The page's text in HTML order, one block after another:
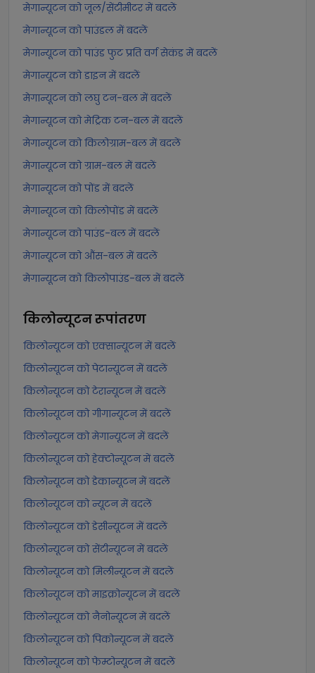
मेगान्यूटन को जूल/सेंटीमीटर में बदलें
मेगान्यूटन को पाउंडल में बदलें
मेगान्यूटन को पाउंड फुट प्रति वर्ग सेकंड में बदलें
मेगान्यूटन को डाइन में बदलें
मेगान्यूटन को लघु टन-बल में बदलें
मेगान्यूटन को मेट्रिक टन-बल में बदलें
मेगान्यूटन को किलोग्राम-बल में बदलें
मेगान्यूटन को ग्राम-बल में बदलें
मेगान्यूटन को पोंड में बदलें
मेगान्यूटन को किलोपोंड में बदलें
मेगान्यूटन को पाउंड-बल में बदलें
मेगान्यूटन को औंस-बल में बदलें
मेगान्यूटन को किलोपाउंड-बल में बदलें
किलोन्यूटनरूपांतरण
किलोन्यूटन को एक्सान्यूटन में बदलें
किलोन्यूटन को पेटान्यूटन में बदलें
किलोन्यूटन को टेरान्यूटन में बदलें
किलोन्यूटन को गीगान्यूटन में बदलें
किलोन्यूटन को मेगान्यूटन में बदलें
किलोन्यूटन को हेक्टोन्यूटन में बदलें
किलोन्यूटन को डेकान्यूटन में बदलें
किलोन्यूटन को न्यूटन में बदलें
किलोन्यूटन को डेसीन्यूटन में बदलें
किलोन्यूटन को सेंटीन्यूटन में बदलें
किलोन्यूटन को मिलीन्यूटन में बदलें
किलोन्यूटन को माइक्रोन्यूटन में बदलें
किलोन्यूटन को नैनोन्यूटन में बदलें
किलोन्यूटन को पिकोन्यूटन में बदलें
किलोन्यूटन को फेम्टोन्यूटन में बदलें